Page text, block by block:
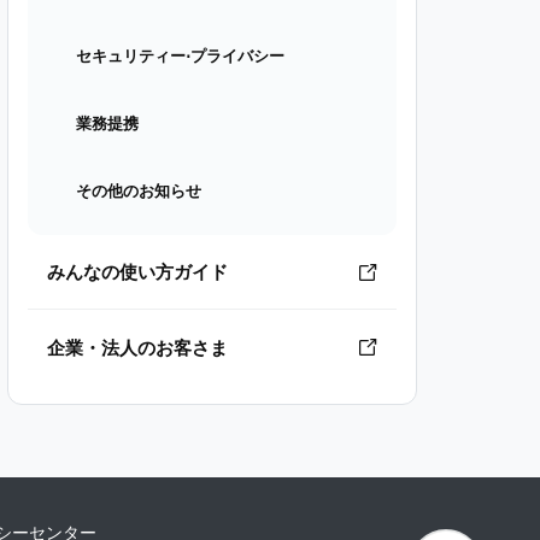
セキュリティー⋅プライバシー
業務提携
その他のお知らせ
みんなの使い方ガイド
企業・法人のお客さま
ーセンター